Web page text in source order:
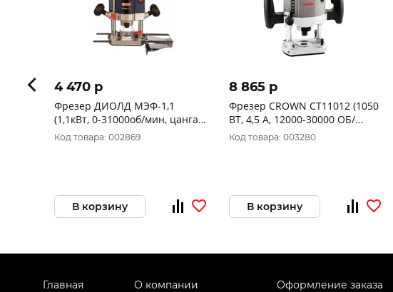
4 470 p
Фрезер ДИОЛД МЭФ-1,1
(1,1кВт, 0-31000об/мин, цанга
8мм) 10101010
Код товара: 002869
В корзину
8 865 p
Фрезер CROWN CT11012 (1050
ВТ, 4,5 А, 12000-30000 ОБ/
МИН)
Код товара: 003280
В корзину
Главная
О компании
Оформление заказа